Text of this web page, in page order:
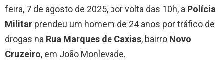
feira, 7 de agosto de 2025, por volta das 10h, a Polícia
Militar prendeu um homem de 24 anos por tráfico de
drogas na Rua Marques de Caxias, bairro Novo
Cruzeiro, em João Monlevade.